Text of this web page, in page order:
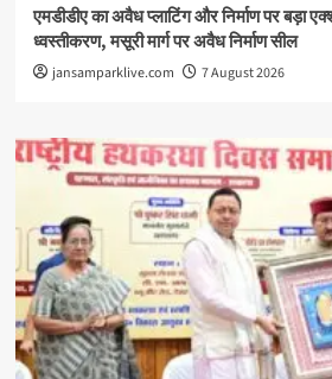
एमडीडीए का अवैध प्लाटिंग और निर्माण पर बड़ा
ध्वस्तीकरण, मसूरी मार्ग पर अवैध निर्माण सील
jansamparklive.com 7 August 2026